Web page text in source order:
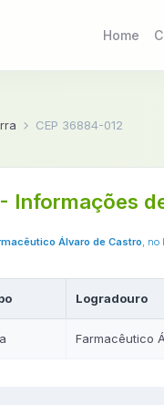
Home
CEP 36884-012
Informações
Álvaro de Castro, no
Logradouro
Farmacêutico